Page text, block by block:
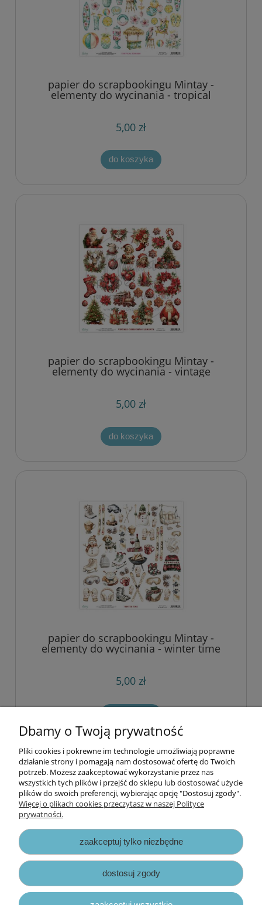
papier do scrapbookingu Mintay -
elementy do wycinania - tropical
summer
5,00 zł
do koszyka
papier do scrapbookingu Mintay -
elementy do wycinania - vintage
christmas
5,00 zł
do koszyka
papier do scrapbookingu Mintay -
elementy do wycinania - winter time
5,00 zł
Informacje
Opłaty i koszty dostawy
Zapisy prawne
Dbamy o Twoją prywatność
Pliki cookies i pokrewne im technologie umożliwiają poprawne
działanie strony i pomagają nam dostosować ofertę do Twoich
potrzeb. Możesz zaakceptować wykorzystanie przez nas
wszystkich tych plików i przejść do sklepu lub dostosować użycie
plików do swoich preferencji, wybierając opcję "Dostosuj zgody".
Więcej o plikach cookies przeczytasz w naszej Polityce
prywatności.
zaakceptuj tylko niezbędne
dostosuj zgody